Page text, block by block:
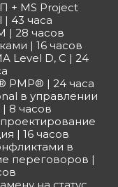
+ MS Project
| 43 часа
| 28 часов
| 16 часов
Level D, С | 24
PMP® | 24 часа
в управлении
8 часов
| 16 часов
в
переговоров |